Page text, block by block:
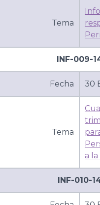
Tema
INF-009-
Fecha 30
Tema
a
INF-010-